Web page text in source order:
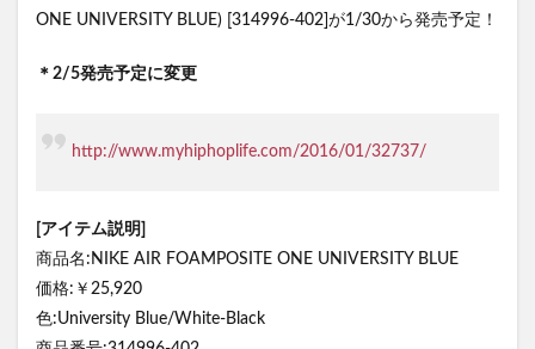
ONE UNIVERSITY BLUE) [314996-402]が1/30から発売予定！
＊2/5発売予定に変更
http://www.myhiphoplife.com/2016/01/32737/
[アイテム説明]
商品名:NIKE AIR FOAMPOSITE ONE UNIVERSITY BLUE
価格:￥25,920
色:University Blue/White-Black